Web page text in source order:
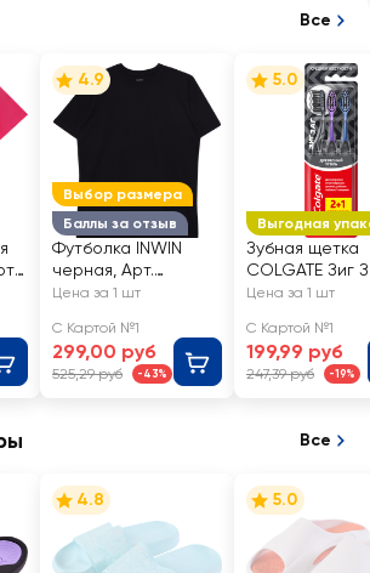
Все
Выбор размера
Баллы за отзыв
4.9
Футболка INWIN
черная, Арт.
ob_103/ADT-1
Цена за 1 шт
С Картой №1
299,00 руб
525,29 руб -43%
Выгодная
5.0
Зубная щетка
COLGATE Зиг
Древесный
2+1, 3шт
Цена за 1 шт
С Картой №1
199,99 руб
247,39 руб -19%
Все
4.8 5.0